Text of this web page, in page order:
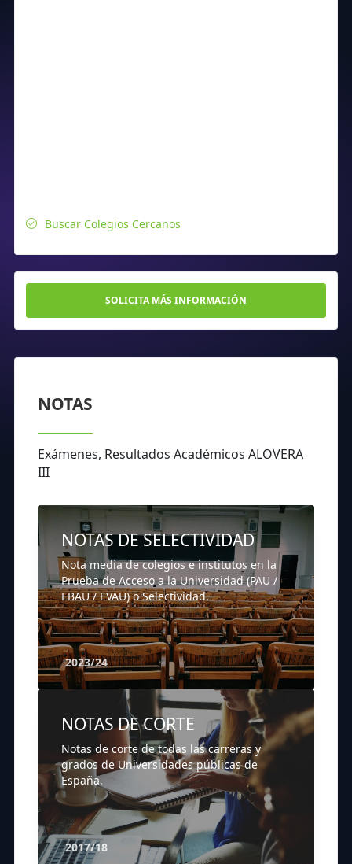
Buscar Colegios Cercanos
SOLICITA MÁS INFORMACIÓN
NOTAS
Exámenes, Resultados Académicos ALOVERA
III
NOTAS DE SELECTIVIDAD
Nota media de colegios e institutos en la
Prueba de Acceso a la Universidad (PAU /
EBAU / EVAU) o Selectividad.
2023/24
NOTAS DE CORTE
Notas de corte de todas las carreras y
grados de Universidades públicas de
España.
2017/18